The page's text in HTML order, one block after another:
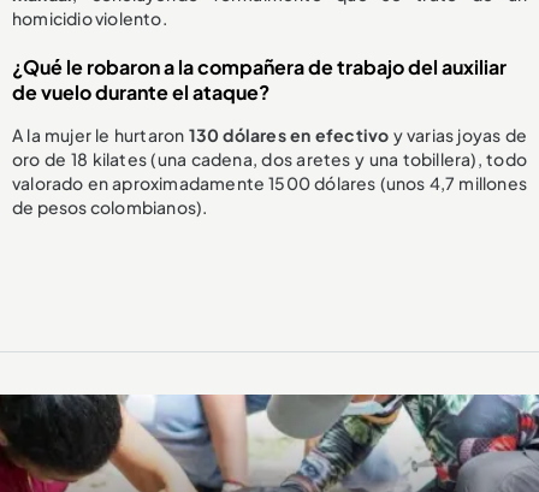
homicidio violento.
¿Qué le robaron a la compañera de trabajo del auxiliar
de vuelo durante el ataque?
A la mujer le hurtaron 130 dólares en efectivo y varias joyas de
oro de 18 kilates (una cadena, dos aretes y una tobillera), todo
valorado en aproximadamente 1500 dólares (unos 4,7 millones
de pesos colombianos).